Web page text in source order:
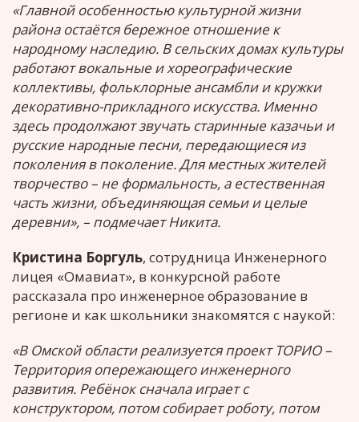
«Главной особенностью культурной жизни
района остаётся бережное отношение к
народному наследию. В сельских домах культуры
работают вокальные и хореографические
коллективы, фольклорные ансамбли и кружки
декоративно-прикладного искусства. Именно
здесь продолжают звучать старинные казачьи и
русские народные песни, передающиеся из
поколения в поколение. Для местных жителей
творчество – не формальность, а естественная
часть жизни, объединяющая семьи и целые
деревни», – подмечает Никита.
Кристина Боргуль, сотрудница Инженерного
лицея «Омавиат», в конкурсной работе
рассказала про инженерное образование в
регионе и как школьники знакомятся с наукой:
«В Омской области реализуется проект ТОРИО –
Территория опережающего инженерного
развития. Ребёнок сначала играет с
конструктором, потом собирает роботу, потом